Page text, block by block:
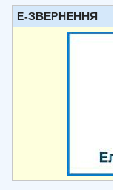
Е-ЗВЕРНЕННЯ